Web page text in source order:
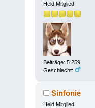
Held Mitglied
Beiträge: 5.259
Geschlecht:
Sinfonie
Held Mitglied